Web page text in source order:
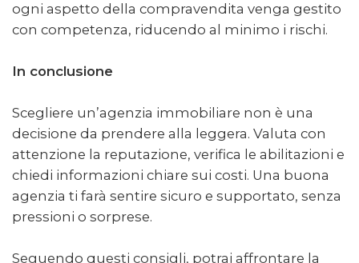
ogni aspetto della compravendita venga gestito
con competenza, riducendo al minimo i rischi.
In conclusione
Scegliere un’agenzia immobiliare non è una
decisione da prendere alla leggera. Valuta con
attenzione la reputazione, verifica le abilitazioni e
chiedi informazioni chiare sui costi. Una buona
agenzia ti farà sentire sicuro e supportato, senza
pressioni o sorprese.
Seguendo questi consigli, potrai affrontare la